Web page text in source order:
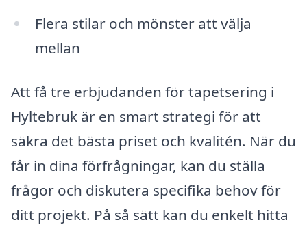
Flera stilar och mönster att välja
mellan
Att få tre erbjudanden för tapetsering i
Hyltebruk är en smart strategi för att
säkra det bästa priset och kvalitén. När du
får in dina förfrågningar, kan du ställa
frågor och diskutera specifika behov för
ditt projekt. På så sätt kan du enkelt hitta